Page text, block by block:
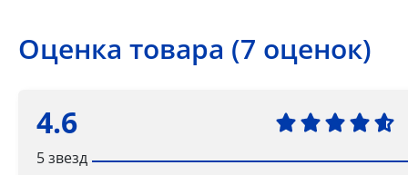
Оценка товара (7 оценок)
4.6
5 звезд